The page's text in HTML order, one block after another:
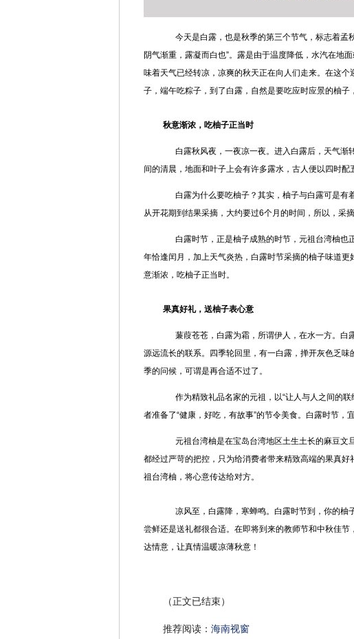
今天是白露，也是秋季的第三个节气，标志着孟
阴气渐重，露凝而白也”。露是由于温度降低，水汽在地
味着天气已经转凉，凉爽的秋天正在向人们走来。在这
子，端午吃粽子，到了白露，自然是要吃应时应景的柚子
秋意渐浓，吃柚子正当时
白露秋风夜，一夜凉一夜。进入白露后，天气渐
间的清晨，地面和叶子上会有许多露水，古人便以四时配
白露为什么要吃柚子？其实，柚子与白露可是有
从开花期到结果采摘，大约要过6个月的时间，所以，采
白露时节，正是柚子成熟的时节，元祖台湾柚也
年恰逢闰月，加上天气炎热，白露时节采摘的柚子味道
意渐浓，吃柚子正当时。
果真好礼，送柚子表心意
蒹葭苍苍，白露为霜，所谓伊人，在水一方。白
源远流长的联系。四季轮回里，有一白露，掸开灰色乏
季的问候，可谓是再合适不过了。
作为精致礼品名家的元祖，以“让人与人之间的联
者准备了“健康，好吃，有故事”的节令美食。白露时节，
元祖台湾柚是在宝岛台湾地区土生土长的麻豆文
都经过严苛的把控，只为给消费者带来精致高端的果真
祖台湾柚，将心意传达给对方。
凉风至，白露降，寒蝉鸣。白露时节到，你的柚
尝鲜还是送礼都很合适。在即将到来的教师节和中秋佳
达情意，让真情温暖凉薄秋意！
（正文已结束）
推荐阅读： 海南视窗